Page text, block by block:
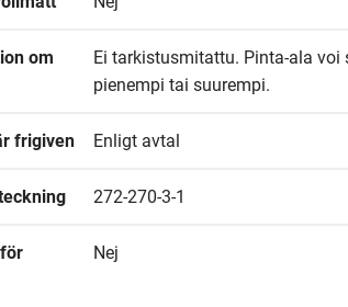
om
Ei tarkistusmitattu. Pinta-ala
pienempi tai suurempi.
frigiven Enligt avtal
272-270-3-1
Nej